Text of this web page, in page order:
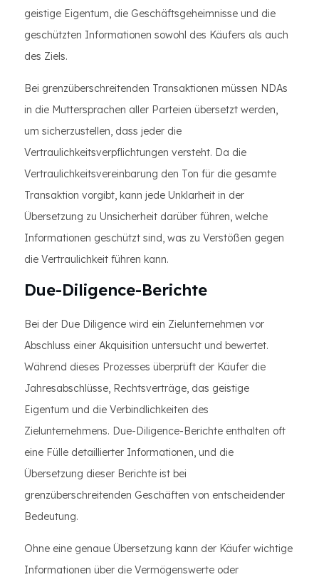
geistige Eigentum, die Geschäftsgeheimnisse und die
geschützten Informationen sowohl des Käufers als auch
des Ziels.
Bei grenzüberschreitenden Transaktionen müssen NDAs
in die Muttersprachen aller Parteien übersetzt werden,
um sicherzustellen, dass jeder die
Vertraulichkeitsverpflichtungen versteht. Da die
Vertraulichkeitsvereinbarung den Ton für die gesamte
Transaktion vorgibt, kann jede Unklarheit in der
Übersetzung zu Unsicherheit darüber führen, welche
Informationen geschützt sind, was zu Verstößen gegen
die Vertraulichkeit führen kann.
Due-Diligence-Berichte
Bei der Due Diligence wird ein Zielunternehmen vor
Abschluss einer Akquisition untersucht und bewertet.
Während dieses Prozesses überprüft der Käufer die
Jahresabschlüsse, Rechtsverträge, das geistige
Eigentum und die Verbindlichkeiten des
Zielunternehmens. Due-Diligence-Berichte enthalten oft
eine Fülle detaillierter Informationen, und die
Übersetzung dieser Berichte ist bei
grenzüberschreitenden Geschäften von entscheidender
Bedeutung.
Ohne eine genaue Übersetzung kann der Käufer wichtige
Informationen über die Vermögenswerte oder